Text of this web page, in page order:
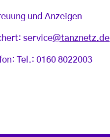
und Anzeigen
service@tanznetz.de
Tel.: 0160 8022003